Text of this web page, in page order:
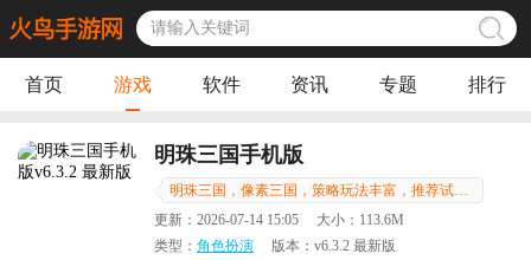
首页 游戏 软件 资讯 专题 排行
明珠三国手机版
明珠三国，像素三国，策略玩法丰富，推荐试试！
更新： 2026-07-14 15:05 大小： 113.6M
类型： 角色扮演 版本： v6.3.2 最新版